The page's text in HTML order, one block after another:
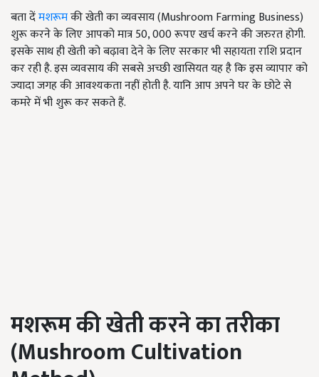
बता देंमशरूमकी खेती का व्यवसाय (Mushroom Farming Business)
शुरू करने के लिए आपको मात्र 50, 000 रूपए खर्च करने की जरुरत होगी.
इसके साथ ही खेती को बढ़ावा देने के लिए सरकार भी सहायता राशि प्रदान
कर रही है. इस व्यवसाय की सबसे अच्छी खासियत यह है कि इस व्यापार को
ज्यादा जगह की आवश्यकता नहीं होती है. यानि आप अपने घर के छोटे से
कमरे में भी शुरू कर सकते हैं.
मशरूम की खेती करने का तरीका
(Mushroom Cultivation